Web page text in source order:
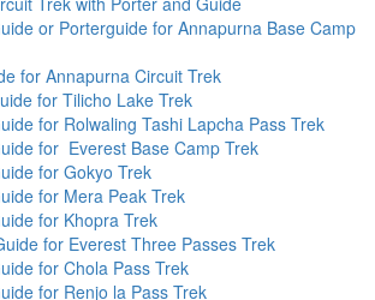
or Porterguide for Annapurna Base Camp
for Annapurna Circuit Trek
for Tilicho Lake Trek
for Rolwaling Tashi Lapcha Pass Trek
for Everest Base Camp Trek
for Gokyo Trek
for Mera Peak Trek
for Khopra Trek
for Everest Three Passes Trek
for Chola Pass Trek
for Renjo la Pass Trek